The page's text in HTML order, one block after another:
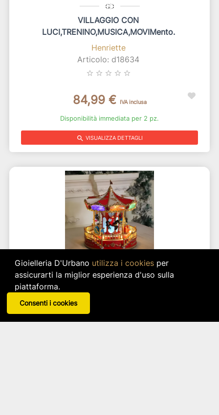
VILLAGGIO CON
LUCI,TRENINO,MUSICA,MOVIMento.
Henriette
Articolo: d18634
star_border star_border star_border star_border star_border
84,99 € IVA inclusa
Disponibilità immediata per 2 pz.
search VISUALIZZA DETTAGLI
GIOSTRA CAROSELLO,Con
LUCI,MUSICA,MOVIMento
Articolo: d18836
Gioielleria D'Urbano utilizza i cookiesper
assicurarti la miglior esperienza d'uso sulla
piattaforma.
Consenti i cookies